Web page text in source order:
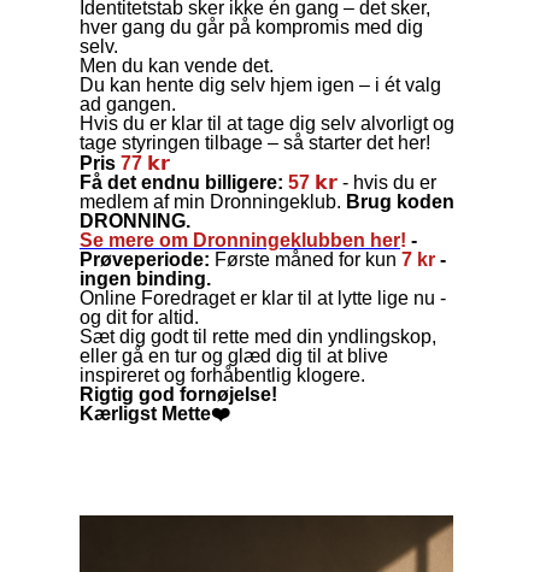
Identitetstab sker ikke én gang – det sker,
hver gang du går på kompromis med dig
selv.
Men du kan vende det.
Du kan hente dig selv hjem igen – i ét valg
ad gangen.
Hvis du er klar til at tage dig selv alvorligt og
tage styringen tilbage – så starter det her!
Pris 77 𝗸𝗿
Få det endnu billigere: 57 𝗸𝗿 - hvis du er
medlem af min Dronningeklub. Brug koden
DRONNING.
Se mere om Dronningeklubben her! -
Prøveperiode: Første måned for kun 7 kr -
ingen binding.
Online Foredraget er klar til at lytte lige nu -
og dit for altid.
Sæt dig godt til rette med din yndlingskop,
eller gå en tur og glæd dig til at blive
inspireret og forhåbentlig klogere.
Rigtig god fornøjelse!
Kærligst Mette❤️